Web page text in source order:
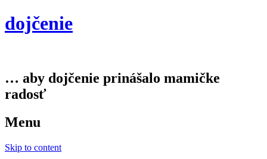
dojčenie
… aby dojčenie prinášalo mamičke
radosť
Menu
Skip to content